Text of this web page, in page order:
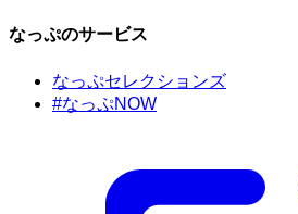
なっぷのサービス
なっぷセレクションズ
#なっぷNOW